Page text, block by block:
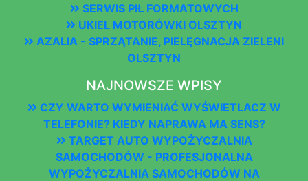
SERWIS PIŁ FORMATOWYCH
UKIEL MOTORÓWKI OLSZTYN
AZALIA - SPRZĄTANIE, PIELĘGNACJA ZIELENI
OLSZTYN
NAJNOWSZE WPISY
CZY WARTO WYMIENIAĆ WYŚWIETLACZ W
TELEFONIE? KIEDY NAPRAWA MA SENS?
TARGET AUTO WYPOŻYCZALNIA
SAMOCHODÓW - PROFESJONALNA
WYPOŻYCZALNIA SAMOCHODÓW NA